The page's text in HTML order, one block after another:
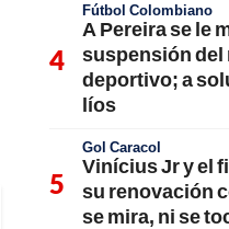
Fútbol Colombiano
A Pereira se le
suspensión
deportivo; a
líos
Gol Caracol
Vinícius Jr y el
su renovación
se mira, ni se